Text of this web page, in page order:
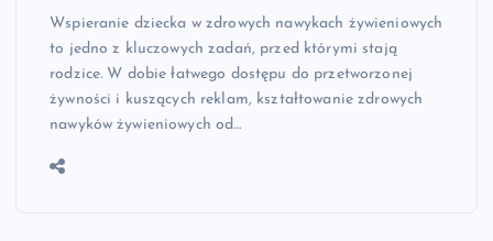
Wspieranie dziecka w zdrowych nawykach żywieniowych
to jedno z kluczowych zadań, przed którymi stają
rodzice. W dobie łatwego dostępu do przetworzonej
żywności i kuszących reklam, kształtowanie zdrowych
nawyków żywieniowych od…